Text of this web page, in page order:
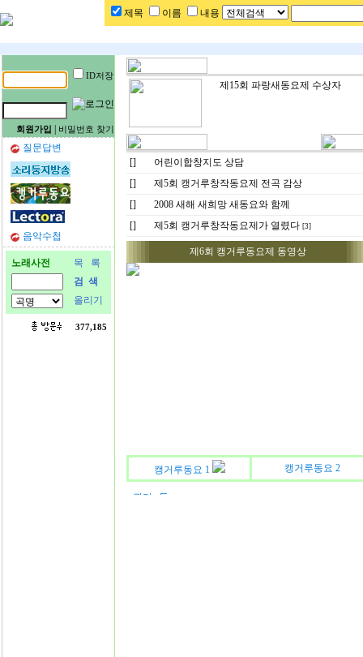
제목 이름 내용
ID저장
회원가입 비밀번호 찾기
질문답변
음악수첩
노래사전
목 록
검 색
올리기
377,185
제15회 파랑새동요제 수상자
[]
어린이합창지도 상담
[]
제5회 캥거루창작동요제 전곡 감상
[]
2008 새해 새희망 새동요와 함께
[]
제5회 캥거루창작동요제가 열렸다 [3]
제6회 캥거루동요제 동영상
캥거루동요 1 캥거루동요 2